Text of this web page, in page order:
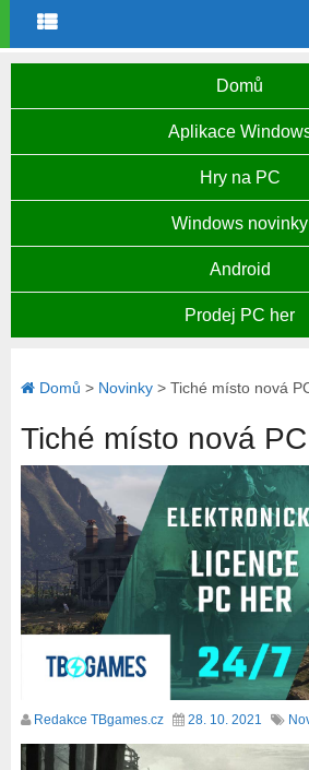
Domů
Aplikace
Hry na PC
Windows novinky
Android
Prodej PC her
Domů > Novinky> Tiché místo nová
Tiché místo nová
Redakce TBgames.cz 28. 10. 2021